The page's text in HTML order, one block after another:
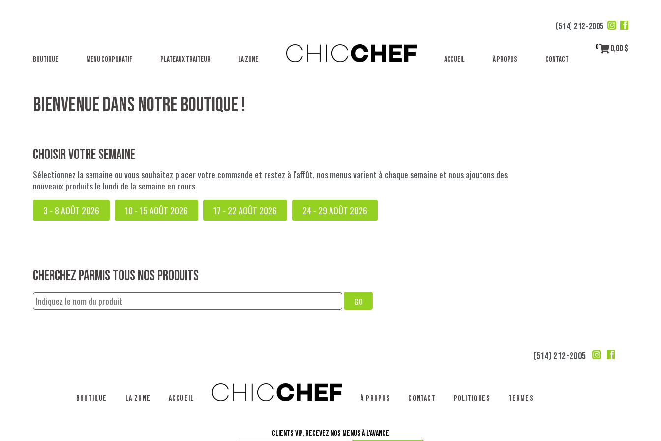
(514) 212-2005
0 0,00$
Boutique Menu corporatif Plateaux traiteur La Zone Accueil À propos Contact
BIENVENUE DANS NOTRE BOUTIQUE !
Choisir votre semaine
Sélectionnez la semaine ou vous souhaitez placer votre commande et restez à l'affût, nos menus varient à chaque semaine et nous ajoutons des
nouveaux produits le lundi de la semaine en cours.
3 - 8 AOÛT 2026
10 - 15 AOÛT 2026 17 - 22 AOÛT 2026 24 - 29 AOÛT 2026
Cherchez parmis tous nos produits
GO
(514) 212-2005
Boutique La Zone Accueil À propos Contact Politiques Termes
Clients VIP, recevez nos menus à l'avance